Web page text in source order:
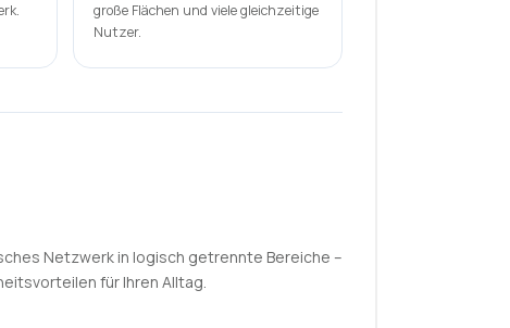
große Flächen und viele gleichzeitige
Nutzer.
Netzwerk in logisch getrennte Bereiche –
für Ihren Alltag.